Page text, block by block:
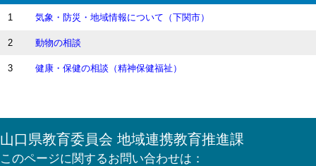
1 気象・防災・地域情報について（下関市）
2 動物の相談
3 健康・保健の相談（精神保健福祉）
山口県教育委員会 地域連携教育推進課
このページに関するお問い合わせは：